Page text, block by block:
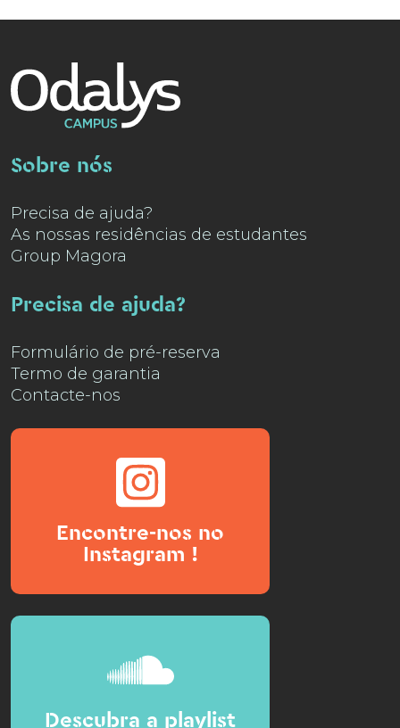
Sobre nós
Precisa de ajuda?
As nossas residências de estudantes
Group Magora
Precisa de ajuda?
Formulário de pré-reserva
Termo de garantia
Contacte-nos
Encontre-nos no
Instagram !
Descubra a playlist